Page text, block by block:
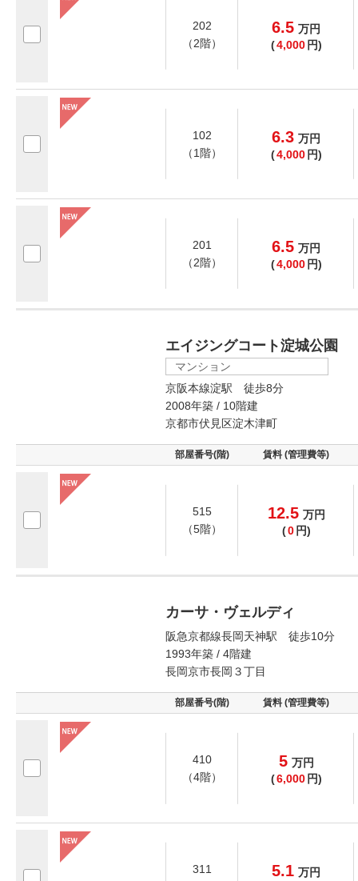
202
（2階）
6.5 万円
(4,000 円)
102
（1階）
6.3 万円
(4,000 円)
201
（2階）
6.5 万円
(4,000 円)
エイジングコート淀城公園
マンション
京阪本線淀駅 徒歩8分
2008年築 / 10階建
京都市伏見区淀木津町
部屋番号(階) 賃料 (管理費等)
515
（5階）
12.5 万円
(0 円)
カーサ・ヴェルディ
阪急京都線長岡天神駅 徒歩10分
1993年築 / 4階建
長岡京市長岡３丁目
部屋番号(階) 賃料 (管理費等)
410
（4階）
5 万円
(6,000 円)
311
5.1 万円